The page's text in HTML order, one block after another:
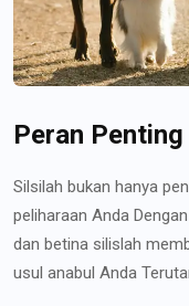
Peran
Silsilah bukan hanya
peliharaan Anda
dan betina silislah
usul anabul Anda